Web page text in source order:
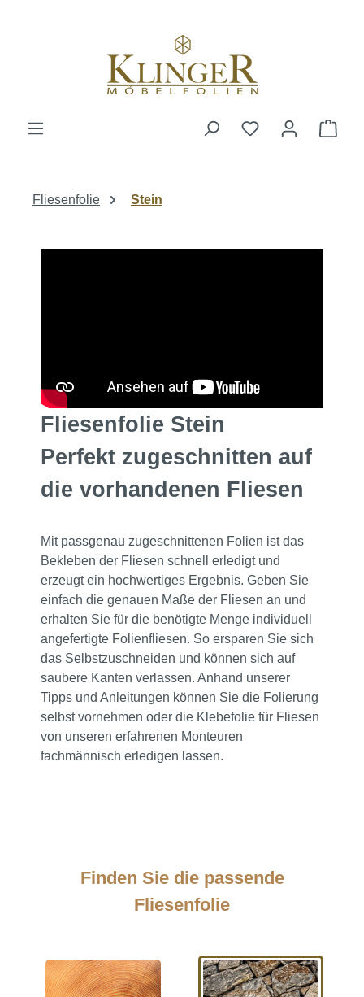
Fliesenfolie Stein
Fliesenfolie Stein
Perfekt zugeschnitten auf
die vorhandenen Fliesen
Mit passgenau zugeschnittenen Folien ist das
Bekleben der Fliesen schnell erledigt und
erzeugt ein hochwertiges Ergebnis. Geben Sie
einfach die genauen Maße der Fliesen an und
erhalten Sie für die benötigte Menge individuell
angefertigte Folienfliesen. So ersparen Sie sich
das Selbstzuschneiden und können sich auf
saubere Kanten verlassen. Anhand unserer
Tipps und Anleitungen können Sie die Folierung
selbst vornehmen oder die Klebefolie für Fliesen
von unseren erfahrenen Monteuren
fachmännisch erledigen lassen.
Finden Sie die passende
Fliesenfolie